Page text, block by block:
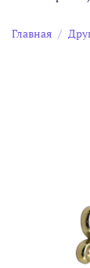
Главная